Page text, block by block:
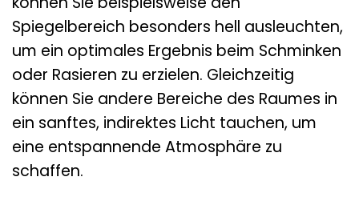
Spiegelbereich besonders hell ausleuchten,
um ein optimales Ergebnis beim Schminken
oder Rasieren zu erzielen. Gleichzeitig
können Sie andere Bereiche des Raumes in
ein sanftes, indirektes Licht tauchen, um
eine entspannende Atmosphäre zu
schaffen.